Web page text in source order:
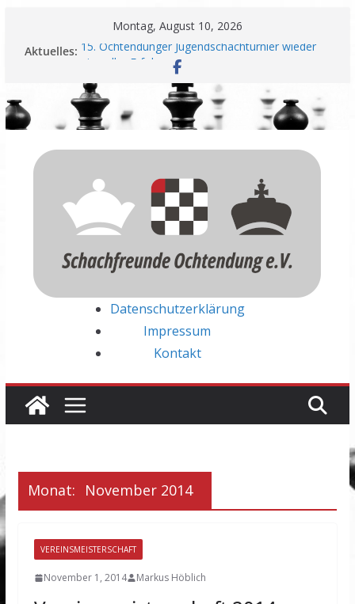
Montag, August 10, 2026
Aktuelles: 15. Ochtendunger Jugendschachturnier wieder
ein voller Erfolg
Schachfreunde Ochtendung unterzeichnen
Fairplay Vereinbarung für Vereine
Schachfreunde mit erfolgreichem Rheinland-
Pfalz Open – Nadir Üstüntas überragt
Datenschutzerklärung
Impressum
Kontakt
Monat: November 2014
VEREINSMEISTERSCHAFT
November 1, 2014 Markus Höblich